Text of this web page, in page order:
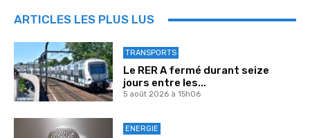
ARTICLES LES PLUS LUS
TRANSPORTS
Le RER A fermé durant seize
jours entre les...
5 août 2026 à 15h06
ENERGIE